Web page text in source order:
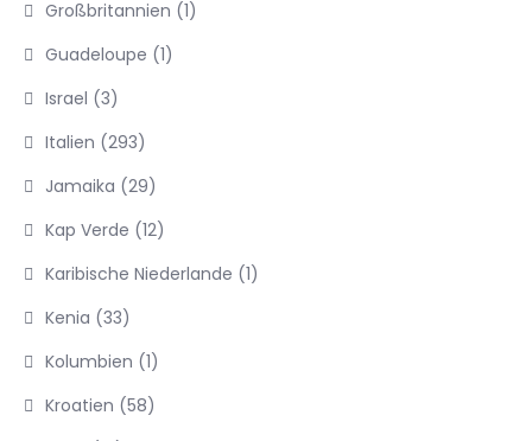
Großbritannien (1)
Guadeloupe (1)
Israel (3)
Italien (293)
Jamaika (29)
Kap Verde (12)
Karibische Niederlande (1)
Kenia (33)
Kolumbien (1)
Kroatien (58)